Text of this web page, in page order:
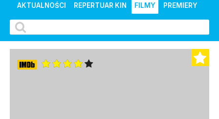
AKTUALNOŚCI REPERTUAR KIN FILMY PREMIERY